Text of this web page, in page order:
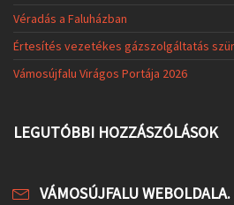
Véradás a Faluházban
Értesítés vezetékes gázszolgáltatás
Vámosújfalu Virágos Portája 2026
LEGUTÓBBI HOZZÁSZÓLÁSOK
VÁMOSÚJFALU WEBOLDALA.